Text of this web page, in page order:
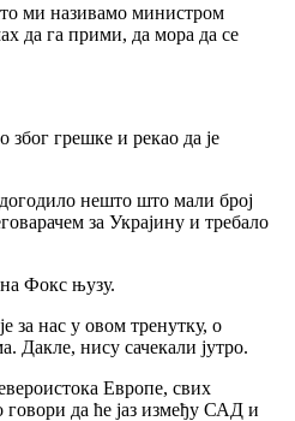
ми називамо министром
да га прими, да мора да се
грешке и рекао да је
нешто што мали број
за Украјину и требало
Фокс њузу.
за нас у овом тренутку, о
Дакле, нису сачекали јутро.
Европе, свих
да ће јаз између САД и